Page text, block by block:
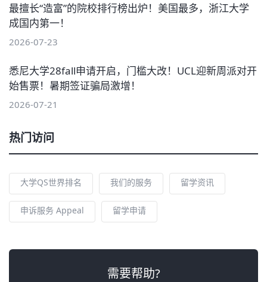
最擅长“造富”的院校排行榜出炉！美国最多，浙江大学
成国内第一！
2026-07-23
悉尼大学28fall申请开启，门槛大改！UCL迎新周派对开
始售票！暑期签证骗局激增！
2026-07-21
热门访问
大学QS世界排名 我们的服务 留学资讯
申诉服务 Appeal 留学申请
需要帮助?